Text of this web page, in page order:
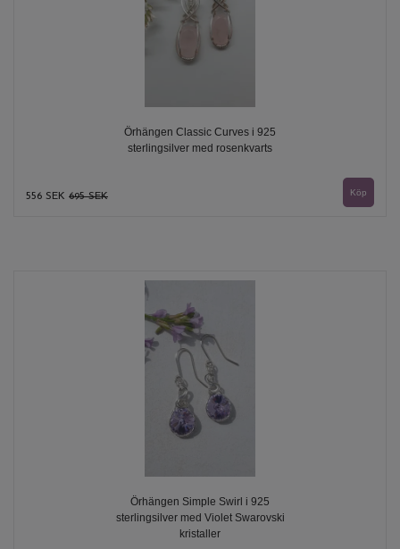
Örhängen Classic Curves i 925
sterlingsilver med rosenkvarts
556 SEK 695 SEK
Örhängen Simple Swirl i 925
sterlingsilver med Violet Swarovski
kristaller